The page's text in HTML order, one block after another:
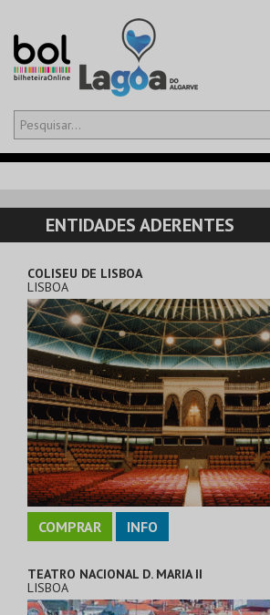
Olá,iniciar sessão
CARRINHO
EVENTOS
CARTÕES
PRODUTOS
ENTIDADES ADERENTES
COLISEU DE LISBOA
LISBOA
COMPRAR INFO
TEATRO NACIONAL D. MARIA II
LISBOA